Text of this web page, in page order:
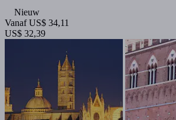
Nieuw
Vanaf US$ 34,11
US$ 32,39